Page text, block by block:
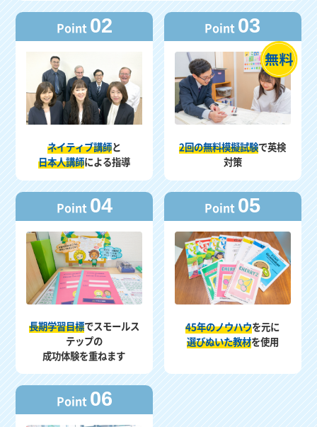
Point 02
ネイティブ講師と
日本人講師による指導
Point 03
2回の無料模擬試験で英検
対策
Point 04
長期学習目標でスモールス
テップの
成功体験を重ねます
Point 05
45年のノウハウを元に
選びぬいた教材を使用
Point 06